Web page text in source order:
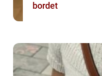
bordet